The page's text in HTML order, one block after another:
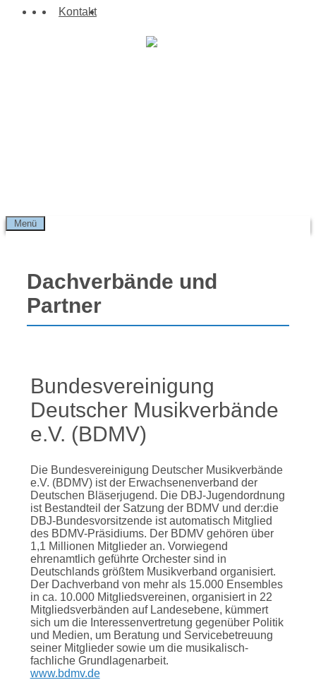
Zum
Kontakt
Menü
Dachverbände und
Partner
Bundesvereinigung
Deutscher Musikverbände
e.V. (BDMV)
Die Bundesvereinigung Deutscher Musikverbände
e.V. (BDMV) ist der Erwachsenenverband der
Deutschen Bläserjugend. Die DBJ-Jugendordnung
ist Bestandteil der Satzung der BDMV und der:die
DBJ-Bundesvorsitzende ist automatisch Mitglied
des BDMV-Präsidiums. Der BDMV gehören über
1,1 Millionen Mitglieder an. Vorwiegend
ehrenamtlich geführte Orchester sind in
Deutschlands größtem Musikverband organisiert.
Der Dachverband von mehr als 15.000 Ensembles
in ca. 10.000 Mitgliedsvereinen, organisiert in 22
Mitgliedsverbänden auf Landesebene, kümmert
sich um die Interessenvertretung gegenüber Politik
und Medien, um Beratung und Servicebetreuung
seiner Mitglieder sowie um die musikalisch-
fachliche Grundlagenarbeit.
www.bdmv.de